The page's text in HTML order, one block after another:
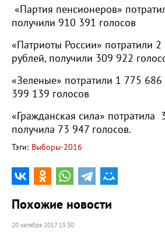
«Партия пенсионеров»
получили 910 391 голосов
«Патриоты России» потратили
рублей, получили 309 922
«Зеленые» потратили 1 775 686
399 139 голосов
«Гражданская сила» потратила
получила 73 947 голосов.
Тэги: Выборы-2016
Похожие новости
20 октября 2017 15:30